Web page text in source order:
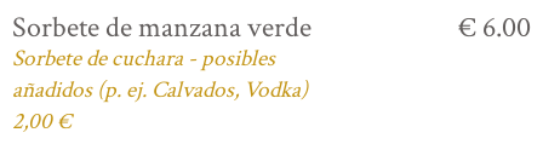
Sorbete de manzana verde
Sorbete de cuchara - posibles
añadidos (p. ej. Calvados, Vodka)
2,00 €
€ 6.00